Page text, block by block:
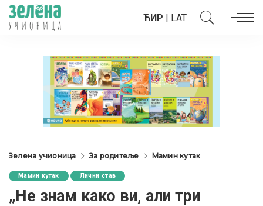
ЋИР | LAT
Зелена учионица За родитеље Мамин кутак
Мамин кутак Лични став
„Не знам како ви, али три